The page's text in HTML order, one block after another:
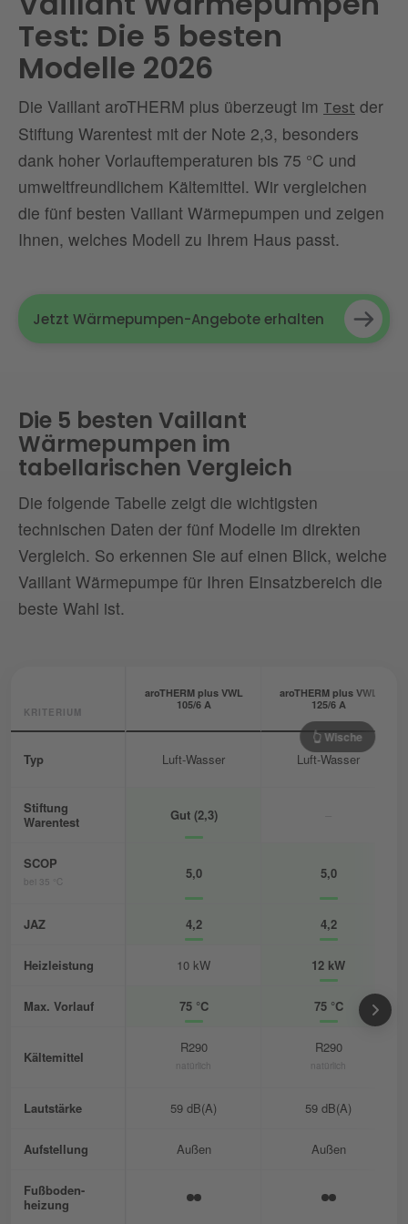
Test: Die 5 besten
Modelle 2026
Die Vaillant aroTHERM plus überzeugt im Test der
Stiftung Warentest mit der Note 2,3, besonders
dank hoher Vorlauftemperaturen bis 75 °C und
umweltfreundlichem Kältemittel. Wir vergleichen
die fünf besten Vaillant Wärmepumpen und zeigen
Ihnen, welches Modell zu Ihrem Haus passt.
Jetzt Wärmepumpen-Angebote erhalten
Die 5 besten Vaillant
Wärmepumpen im
tabellarischen Vergleich
Die folgende Tabelle zeigt die wichtigsten
technischen Daten der fünf Modelle im direkten
Vergleich. So erkennen Sie auf einen Blick, welche
Vaillant Wärmepumpe für Ihren Einsatzbereich die
beste Wahl ist.
👆 Wische
KRITERIUM
Typ
Stiftung
Warentest
SCOP
bei 35 °C
JAZ
Heizleistung
Max. Vorlauf
Kältemittel
Lautstärke
Aufstellung
Fußboden-
heizung
aroTHERM plus VWL
105/6 A
Luft-Wasser
Gut (2,3)
5,0
4,2
10 kW
75 °C
R290
natürlich
59 dB(A)
Außen
aroTHERM plus VWL
125/6 A
Luft-Wasser
5,0
4,2
12 kW
75 °C
R290
natürlich
59 dB(A)
Außen